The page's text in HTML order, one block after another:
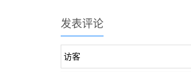
发表评论